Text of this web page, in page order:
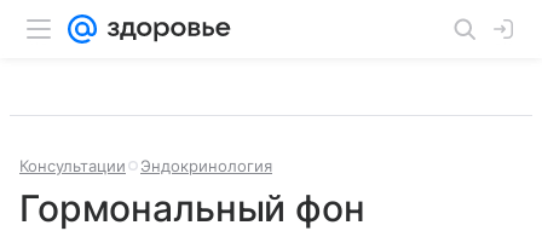
Консультации Эндокринология
Гормональный фон